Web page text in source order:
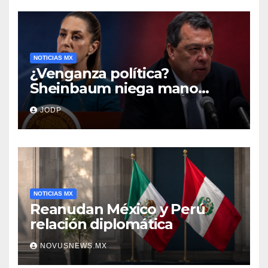
NOTICIAS MX
¿Venganza política?
Sheinbaum niega mano
negra en captura de Ángel
Aguirre
JODP
NOTICIAS MX
Reanudan México y Perú
relación diplomática
NOVUSNEWS.MX